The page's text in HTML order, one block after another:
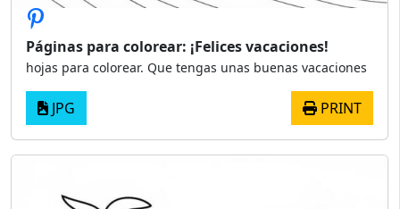
Páginas para colorear: ¡Felices vacaciones!
hojas para colorear. Que tengas unas buenas vacaciones
JPG PRINT